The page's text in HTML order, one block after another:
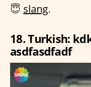
😇 slang.
18. Turkish:
asdfasdfadf